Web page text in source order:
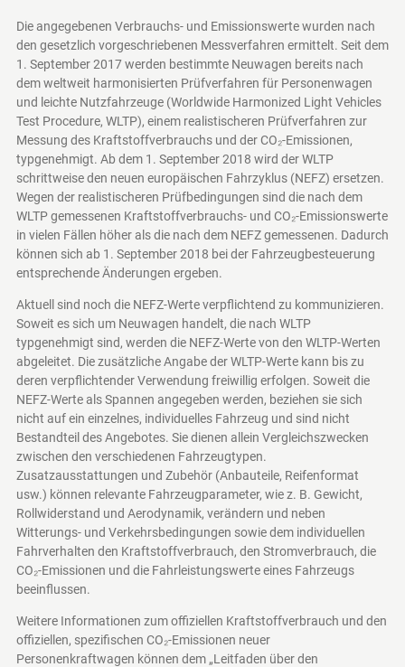
Die angegebenen Verbrauchs- und Emissionswerte wurden nach
den gesetzlich vorgeschriebenen Messverfahren ermittelt. Seit dem
1. September 2017 werden bestimmte Neuwagen bereits nach
dem weltweit harmonisierten Prüfverfahren für Personenwagen
und leichte Nutzfahrzeuge (Worldwide Harmonized Light Vehicles
Test Procedure, WLTP), einem realistischeren Prüfverfahren zur
Messung des Kraftstoffverbrauchs und der CO₂-Emissionen,
typgenehmigt. Ab dem 1. September 2018 wird der WLTP
schrittweise den neuen europäischen Fahrzyklus (NEFZ) ersetzen.
Wegen der realistischeren Prüfbedingungen sind die nach dem
WLTP gemessenen Kraftstoffverbrauchs- und CO₂-Emissionswerte
in vielen Fällen höher als die nach dem NEFZ gemessenen. Dadurch
können sich ab 1. September 2018 bei der Fahrzeugbesteuerung
entsprechende Änderungen ergeben.
Aktuell sind noch die NEFZ-Werte verpflichtend zu kommunizieren.
Soweit es sich um Neuwagen handelt, die nach WLTP
typgenehmigt sind, werden die NEFZ-Werte von den WLTP-Werten
abgeleitet. Die zusätzliche Angabe der WLTP-Werte kann bis zu
deren verpflichtender Verwendung freiwillig erfolgen. Soweit die
NEFZ-Werte als Spannen angegeben werden, beziehen sie sich
nicht auf ein einzelnes, individuelles Fahrzeug und sind nicht
Bestandteil des Angebotes. Sie dienen allein Vergleichszwecken
zwischen den verschiedenen Fahrzeugtypen.
Zusatzausstattungen und Zubehör (Anbauteile, Reifenformat
usw.) können relevante Fahrzeugparameter, wie z. B. Gewicht,
Rollwiderstand und Aerodynamik, verändern und neben
Witterungs- und Verkehrsbedingungen sowie dem individuellen
Fahrverhalten den Kraftstoffverbrauch, den Stromverbrauch, die
CO₂-Emissionen und die Fahrleistungswerte eines Fahrzeugs
beeinflussen.
Weitere Informationen zum offiziellen Kraftstoffverbrauch und den
offiziellen, spezifischen CO₂-Emissionen neuer
Personenkraftwagen können dem „Leitfaden über den